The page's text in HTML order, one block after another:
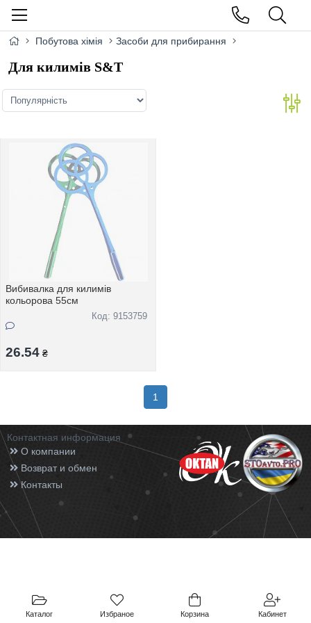
Каталог Избраное Корзина Кабинет
Побутова хімія Засоби для прибирання
Для килимів S&T
Вибивалка для килимiв
кольорова 55см
Код: 9153759
26.54 ₴
1
Контактная информация
О компании
Возврат и обмен
Контакты